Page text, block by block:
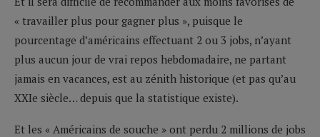
« travailler plus pour gagner plus », puisque le
pourcentage d’américains effectuant 2 ou 3 jobs, n’ayant
plus aucun jour de vrai repos hebdomadaire, ne partant
jamais en vacances, est au zénith historique (et pas qu’au
XXIe siècle… depuis que la statistique existe).
Et les « Américains de souche » ont perdu 2 millions de jobs